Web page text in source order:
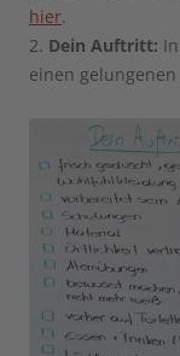
hier.
2. Dein Auftritt:
einen